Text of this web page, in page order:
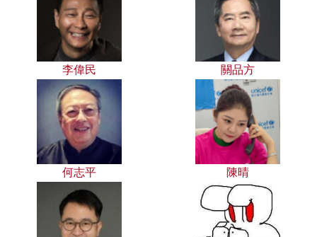
李偉民 關品方
何志平 陳晴